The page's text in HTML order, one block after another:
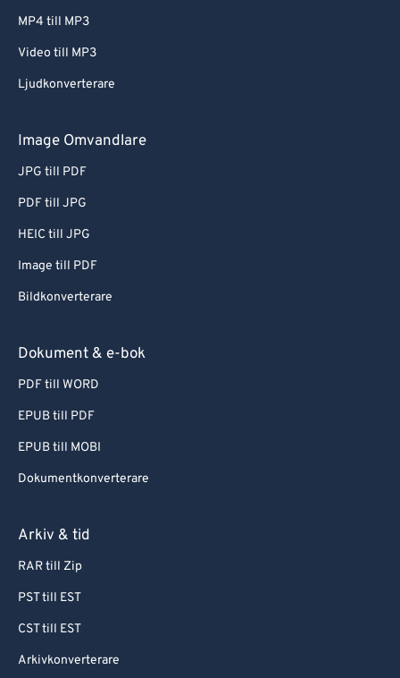
MP4 till MP3
Video till MP3
Ljudkonverterare
Image Omvandlare
JPG till PDF
PDF till JPG
HEIC till JPG
Image till PDF
Bildkonverterare
Dokument & e-bok
PDF till WORD
EPUB till PDF
EPUB till MOBI
Dokumentkonverterare
Arkiv & tid
RAR till Zip
PST till EST
CST till EST
Arkivkonverterare